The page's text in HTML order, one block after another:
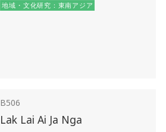
地域・文化研究：東南アジア
B506
Lak Lai Ai Ja Nga